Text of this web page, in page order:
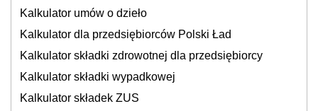
Kalkulator umów o dzieło
Kalkulator dla przedsiębiorców Polski Ład
Kalkulator składki zdrowotnej dla przedsiębiorcy
Kalkulator składki wypadkowej
Kalkulator składek ZUS